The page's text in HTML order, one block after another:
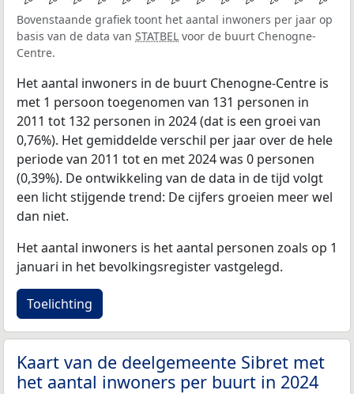
Bovenstaande grafiek toont het aantal inwoners per jaar op
basis van de data van STATBEL voor de buurt Chenogne-
Centre.
Het aantal inwoners in de buurt Chenogne-Centre is
met 1 persoon toegenomen van 131 personen in
2011 tot 132 personen in 2024 (dat is een groei van
0,76%). Het gemiddelde verschil per jaar over de hele
periode van 2011 tot en met 2024 was 0 personen
(0,39%). De ontwikkeling van de data in de tijd volgt
een licht stijgende trend: De cijfers groeien meer wel
dan niet.
Het aantal inwoners is het aantal personen zoals op 1
januari in het bevolkingsregister vastgelegd.
Toelichting
Kaart van de deelgemeente Sibret met
het aantal inwoners per buurt in 2024